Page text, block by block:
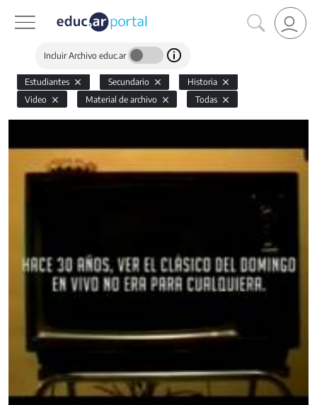
Incluir Archivo educ.ar
Estudiantes Secundario
Historia
Video
Material de archivo Todas